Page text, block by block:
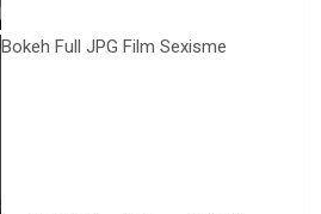
Bokeh Full JPG Film Sexisme